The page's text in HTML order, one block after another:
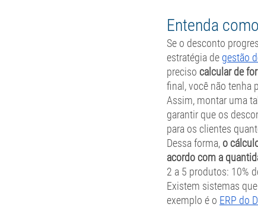
Entenda
Se o desconto
estratégia de gestão
preciso calcular de
final, você não tenha
Assim, montar uma
garantir que os
para os clientes
Dessa forma, o
acordo com a
2 a 5 produtos: 10%
Existem sistemas
exemplo é o ERP do